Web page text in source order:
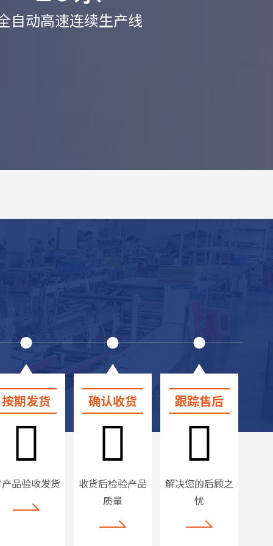
自动高速连续生产线
按期发货
品验收发货
确认收货
收货后检验产品
质量
跟踪售后
解决您的后顾之
忧